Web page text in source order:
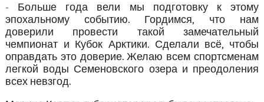
- Больше года вели мы подготовку к этому
эпохальному событию. Гордимся, что нам
доверили провести такой замечательный
чемпионат и Кубок Арктики. Сделали всё, чтобы
оправдать это доверие. Желаю всем спортсменам
легкой воды Семеновского озера и преодоления
всех невзгод.